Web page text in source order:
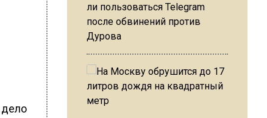
дело
ли пользоваться Telegram
после обвинений против
Дурова